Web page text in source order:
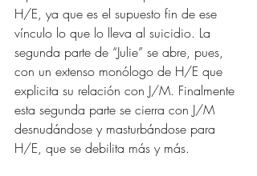
H/E, ya que es el supuesto fin de ese
vínculo lo que lo lleva al suicidio. La
segunda parte de “Julie” se abre, pues,
con un extenso monólogo de H/E que
explicita su relación con J/M. Finalmente
esta segunda parte se cierra con J/M
desnudándose y masturbándose para
H/E, que se debilita más y más.